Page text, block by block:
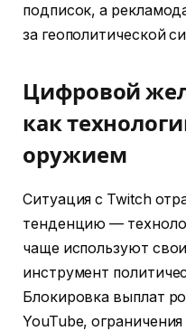
подписок, а
за геополитической
Цифровой
как
оружием
Ситуация с Twitch
тенденцию —
чаще используют
инструмент
Блокировка выплат
YouTube,